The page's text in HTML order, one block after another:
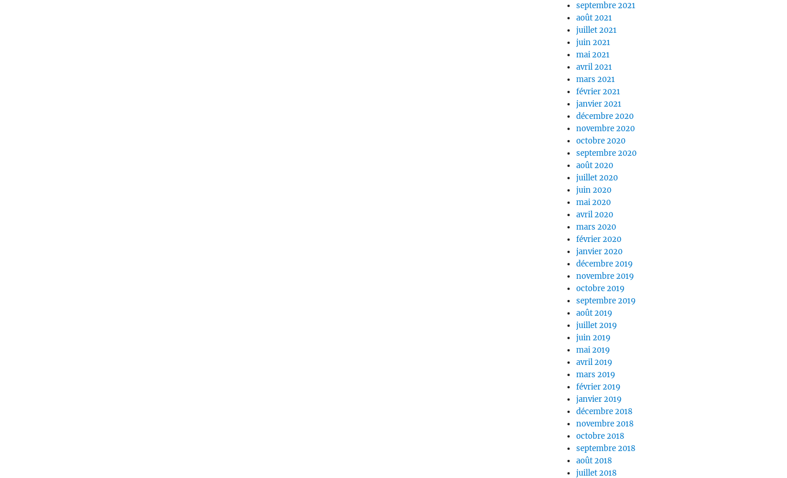
septembre 2021
août 2021
juillet 2021
juin 2021
mai 2021
avril 2021
mars 2021
février 2021
janvier 2021
décembre 2020
novembre 2020
octobre 2020
septembre 2020
août 2020
juillet 2020
juin 2020
mai 2020
avril 2020
mars 2020
février 2020
janvier 2020
décembre 2019
novembre 2019
octobre 2019
septembre 2019
août 2019
juillet 2019
juin 2019
mai 2019
avril 2019
mars 2019
février 2019
janvier 2019
décembre 2018
novembre 2018
octobre 2018
septembre 2018
août 2018
juillet 2018